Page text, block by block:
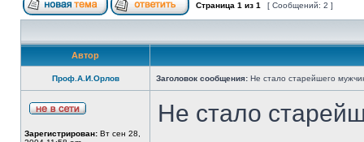
Страница 1 из 1 [ Сообщений: 2 ]
Автор
Проф.А.И.Орлов Заголовок сообщения: Не стало старейшего
Зарегистрирован: Вт сен 28,
Не стало